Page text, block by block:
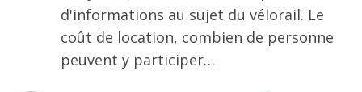
d'informations au sujet du vélorail. Le
coût de location, combien de personne
peuvent y participer…